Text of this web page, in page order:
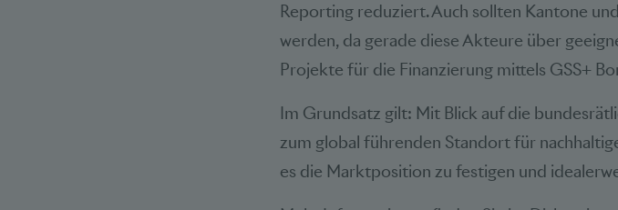
Reporting reduziert. Auch sollten Kantone
werden, da gerade diese Akteure über
Projekte für die Finanzierung mittels GSS+
Im Grundsatz gilt: Mit Blick auf die
zum global führenden Standort für
es die Marktposition zu festigen und